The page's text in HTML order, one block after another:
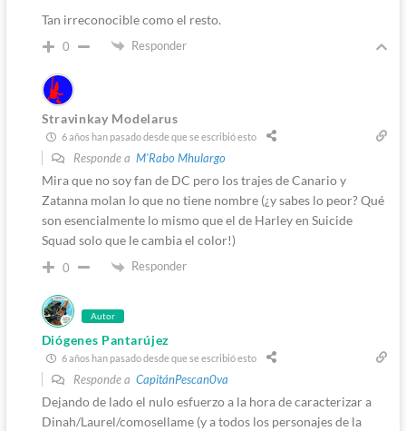
Tan irreconocible como el resto.
0 Responder
Stravinkay Modelarus
6 años han pasado desde que se escribió esto
Responde a M'Rabo Mhulargo
Mira que no soy fan de DC pero los trajes de Canario y
Zatanna molan lo que no tiene nombre (¿y sabes lo peor? Qué
son esencialmente lo mismo que el de Harley en Suicide
Squad solo que le cambia el color!)
0 Responder
Autor
Diógenes Pantarújez
6 años han pasado desde que se escribió esto
Responde a CapitánPescan0va
Dejando de lado el nulo esfuerzo a la hora de caracterizar a
Dinah/Laurel/comosellame (y a todos los personajes de la